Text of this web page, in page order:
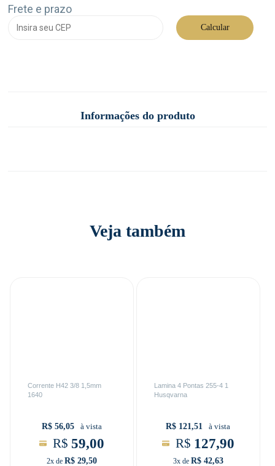
Frete e prazo
Calcular
Informações do produto
Veja também
Corrente H42 3/8 1,5mm
1640
R$ 56,05 à vista
R$ 59,00
2x de R$ 29,50
Lamina 4 Pontas 255-4 1
Husqvarna
R$ 121,51 à vista
R$ 127,90
3x de R$ 42,63